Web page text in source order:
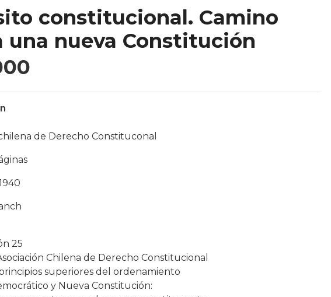
constitucional. Camino
una nueva Constitución
de Derecho Constituconal
25
Chilena de Derecho Constitucional
superiores del ordenamiento
y Nueva Constitución: